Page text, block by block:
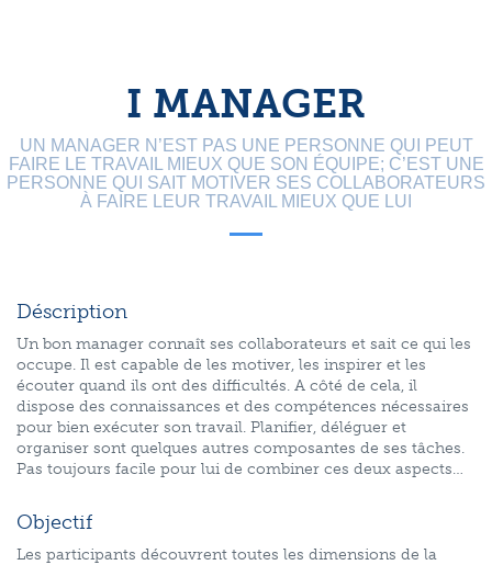
I MANAGER
UN MANAGER N’EST PAS UNE PERSONNE QUI PEUT
FAIRE LE TRAVAIL MIEUX QUE SON ÉQUIPE; C’EST UNE
PERSONNE QUI SAIT MOTIVER SES COLLABORATEURS
À FAIRE LEUR TRAVAIL MIEUX QUE LUI
Déscription
Un bon manager connaît ses collaborateurs et sait ce qui les
occupe. Il est capable de les motiver, les inspirer et les
écouter quand ils ont des difficultés. A côté de cela, il
dispose des connaissances et des compétences nécessaires
pour bien exécuter son travail. Planifier, déléguer et
organiser sont quelques autres composantes de ses tâches.
Pas toujours facile pour lui de combiner ces deux aspects…
Objectif
Les participants découvrent toutes les dimensions de la